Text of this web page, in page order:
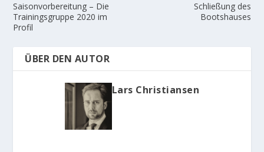
Saisonvorbereitung – Die
Trainingsgruppe 2020 im
Profil
Schließung des
Bootshauses
ÜBER DEN AUTOR
Lars Christiansen